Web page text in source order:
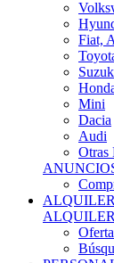
Fiat,
Mini
Dacia
Audi
Otras